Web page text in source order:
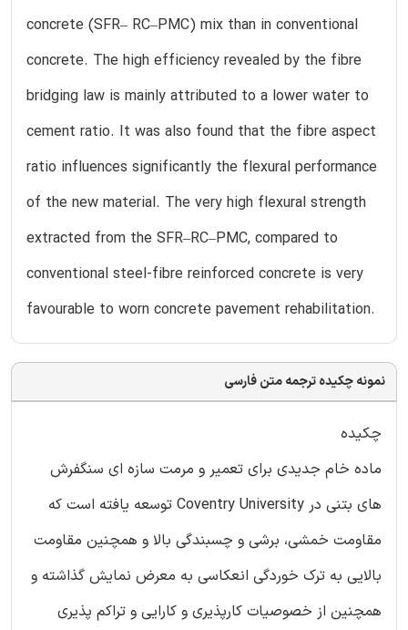
concrete (SFR– RC–PMC) mix than in conventional
concrete. The high efficiency revealed by the fibre
bridging law is mainly attributed to a lower water to
cement ratio. It was also found that the fibre aspect
ratio influences significantly the flexural performance
of the new material. The very high flexural strength
extracted from the SFR–RC–PMC, compared to
conventional steel-fibre reinforced concrete is very
favourable to worn concrete pavement rehabilitation.
نمونه چکیده ترجمه متن فارسی
چکیده
ماده خام جدیدی برای تعمیر و مرمت سازه ای سنگفرش
های بتنی در Coventry University توسعه یافته است که
مقاومت خمشی، برشی و چسبندگی بالا و همچنین مقاومت
بالایی به ترک خوردگی انعکاسی به معرض نمایش گذاشته و
همچنین از خصوصیات کارپذیری و کارایی و تراکم پذیری